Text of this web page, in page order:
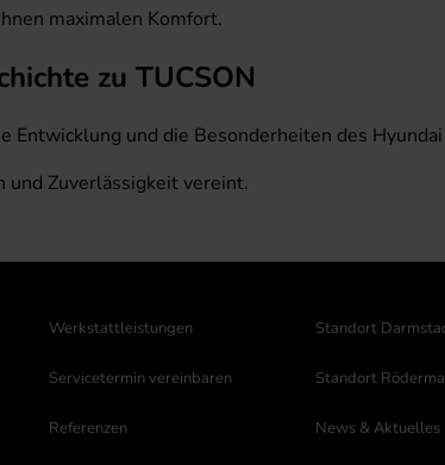
maximalen Komfort.
zu TUCSON
Entwicklung und die Besonderheiten des
und Zuverlässigkeit vereint.
Werkstattleistungen
Servicetermin vereinbaren
Referenzen
Standort
Standort
News & Aktuelles